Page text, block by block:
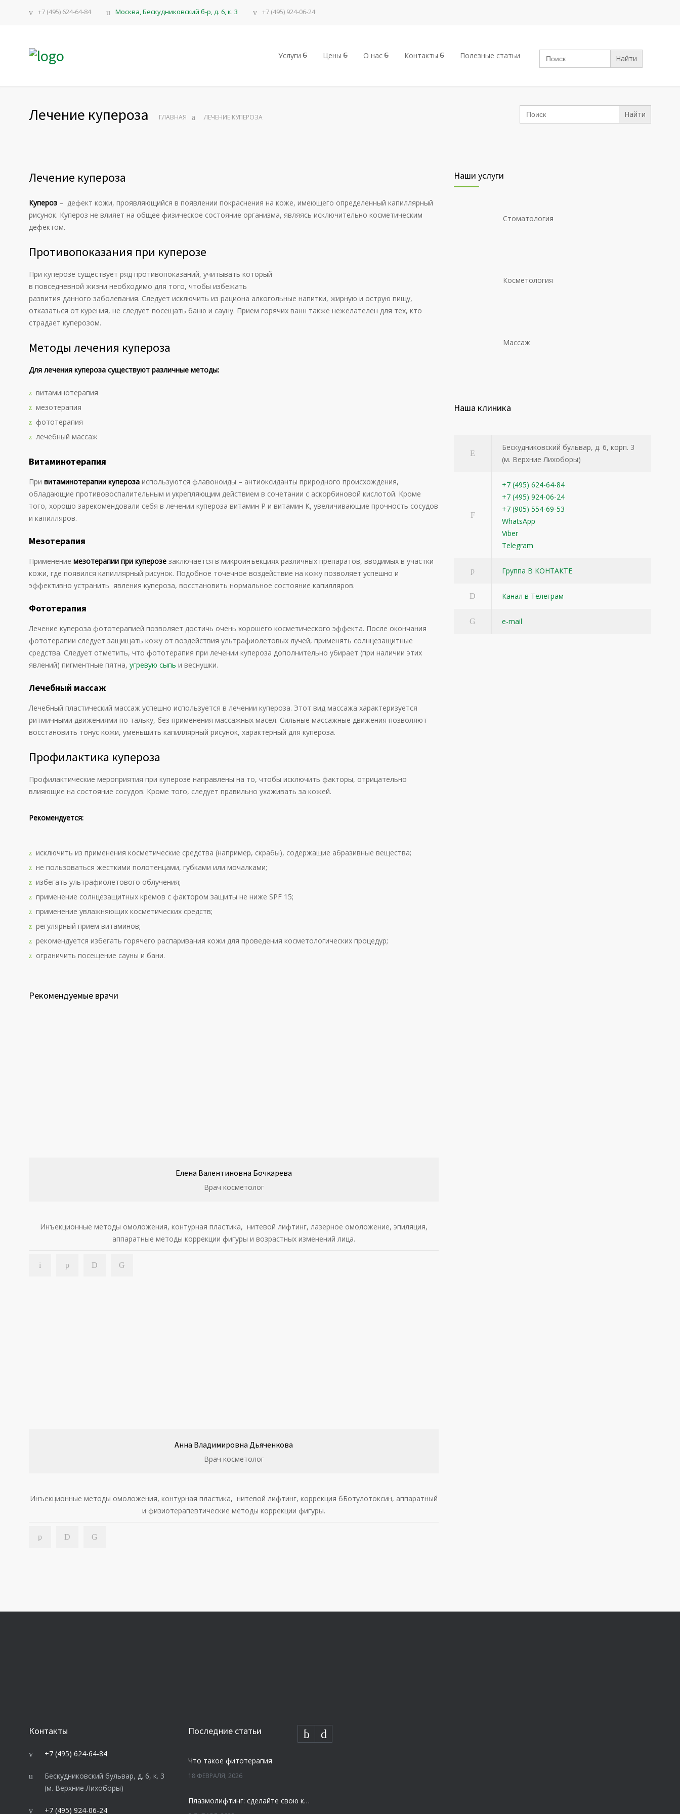
+7 (495) 624-64-84 Москва, Бескудниковский б-р, д. 6, к. 3 +7 (495) 924-06-24
Услуги Цены О нас Контакты Полезные статьи Search
for:
Лечение купероза ГЛАВНАЯ ЛЕЧЕНИЕ КУПЕРОЗА
Search
for:
Лечение купероза
Купероз – дефект кожи, проявляющийся в появлении покраснения на коже, имеющего определенный капиллярный
рисунок. Купероз не влияет на общее физическое состояние организма, являясь исключительно косметическим
дефектом.
Противопоказания при куперозе
При куперозе существует ряд противопоказаний, учитывать который
в повседневной жизни необходимо для того, чтобы избежать
развития данного заболевания. Следует исключить из рациона алкогольные напитки, жирную и острую пищу,
отказаться от курения, не следует посещать баню и сауну. Прием горячих ванн также нежелателен для тех, кто
страдает куперозом.
Методы лечения купероза
Для лечения купероза существуют различные методы:
витаминотерапия
мезотерапия
фототерапия
лечебный массаж
Витаминотерапия
При витаминотерапии купероза используются флавоноиды – антиоксиданты природного происхождения,
обладающие противовоспалительным и укрепляющим действием в сочетании с аскорбиновой кислотой. Кроме
того, хорошо зарекомендовали себя в лечении купероза витамин P и витамин К, увеличивающие прочность сосудов
и капилляров.
Мезотерапия
Применение мезотерапии при куперозе заключается в микроинъекциях различных препаратов, вводимых в участки
кожи, где появился капиллярный рисунок. Подобное точечное воздействие на кожу позволяет успешно и
эффективно устранить явления купероза, восстановить нормальное состояние капилляров.
Фототерапия
Лечение купероза фототерапией позволяет достичь очень хорошего косметического эффекта. После окончания
фототерапии следует защищать кожу от воздействия ультрафиолетовых лучей, применять солнцезащитные
средства. Следует отметить, что фототерапия при лечении купероза дополнительно убирает (при наличии этих
явлений) пигментные пятна, угревую сыпь и веснушки.
Лечебный массаж
Лечебный пластический массаж успешно используется в лечении купероза. Этот вид массажа характеризуется
ритмичными движениями по тальку, без применения массажных масел. Сильные массажные движения позволяют
восстановить тонус кожи, уменьшить капиллярный рисунок, характерный для купероза.
Профилактика купероза
Профилактические мероприятия при куперозе направлены на то, чтобы исключить факторы, отрицательно
влияющие на состояние сосудов. Кроме того, следует правильно ухаживать за кожей.
Рекомендуется:
исключить из применения косметические средства (например, скрабы), содержащие абразивные вещества;
не пользоваться жесткими полотенцами, губками или мочалками;
избегать ультрафиолетового облучения;
применение солнцезащитных кремов с фактором защиты не ниже SPF 15;
применение увлажняющих косметических средств;
регулярный прием витаминов;
рекомендуется избегать горячего распаривания кожи для проведения косметологических процедур;
ограничить посещение сауны и бани.
Рекомендуемые врачи
Елена Валентиновна Бочкарева
Врач косметолог
Инъекционные методы омоложения, контурная пластика, нитевой лифтинг, лазерное омоложение, эпиляция,
аппаратные методы коррекции фигуры и возрастных изменений лица.
Анна Владимировна Дьяченкова
Врач косметолог
Инъекционные методы омоложения, контурная пластика, нитевой лифтинг, коррекция бБотулотоксин, аппаратный
и физиотерапевтические методы коррекции фигуры.
Наши услуги
Стоматология
Косметология
Массаж
Наша клиника
Бескудниковский бульвар, д. 6, корп. 3
(м. Верхние Лихоборы)
+7 (495) 624-64-84
+7 (495) 924-06-24
+7 (905) 554-69-53
WhatsApp
Viber
Telegram
Группа В КОНТАКТЕ
Канал в Телеграм
e-mail
Контакты
+7 (495) 624-64-84
Бескудниковский бульвар, д. 6, к. 3
(м. Верхние Лихоборы)
+7 (495) 924-06-24
Последние статьи
Что такое фитотерапия
18 ФЕВРАЛЯ, 2026
Плазмолифтинг: сделайте свою кожу моложе и свежей